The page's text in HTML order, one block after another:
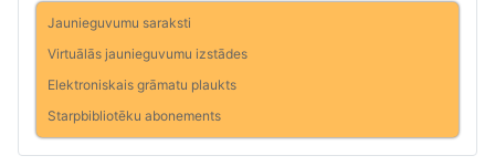
Jaunieguvumu saraksti
Virtuālās jaunieguvumu izstādes
Elektroniskais grāmatu plaukts
Starpbibliotēku abonements